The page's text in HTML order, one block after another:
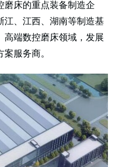
磨床的重点装备制造企
江、江西、湖南等制造基
高端数控磨床领域，发展
服务商。